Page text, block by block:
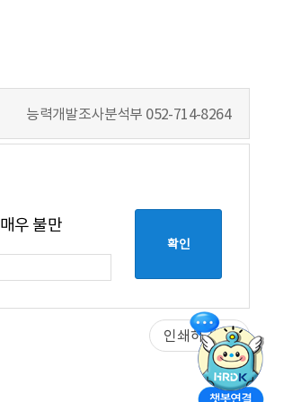
능력개발조사분석부 052-714-8264
매우 불만
인쇄하기